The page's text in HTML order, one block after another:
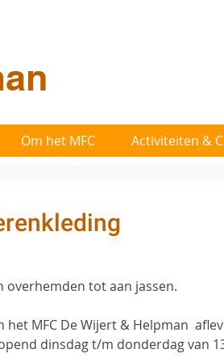
Om het MFC Activiteiten &
overhemden tot aan jassen.
MFC De Wijert & Helpman
dinsdag t/m donderdag van